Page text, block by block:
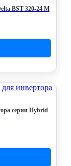
BST 320-24 M
серии Hybrid